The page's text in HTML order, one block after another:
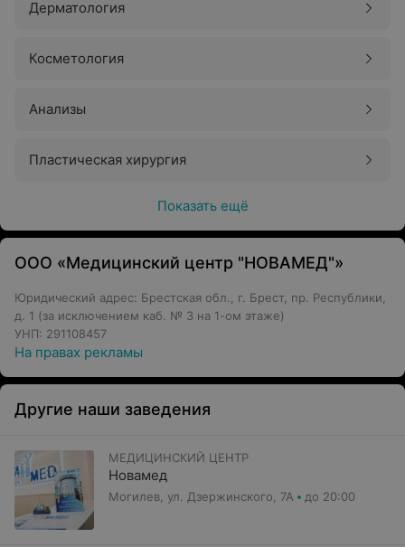
Дерматология
Косметология
Анализы
Пластическая хирургия
Показать ещё
ООО «Медицинский центр "НОВАМЕД"»
Юридический адрес: Брестская обл., г. Брест, пр. Республики,
д. 1 (за исключением каб. № 3 на 1-ом этаже)
УНП: 291108457
На правах рекламы
Другие наши заведения
МЕДИЦИНСКИЙ ЦЕНТР
Новамед
Могилев, ул. Дзержинского, 7А до 20:00